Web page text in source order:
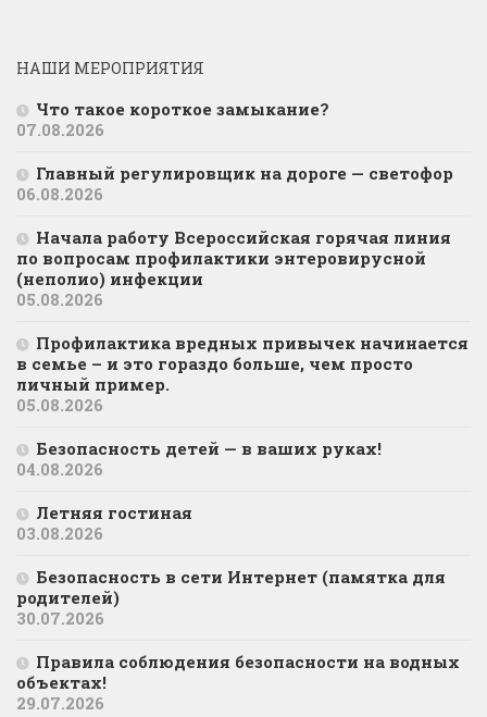
НАШИ МЕРОПРИЯТИЯ
Что такое короткое замыкание?
07.08.2026
Главный регулировщик на дороге — светофор
06.08.2026
Начала работу Всероссийская горячая линия
по вопросам профилактики энтеровирусной
(неполио) инфекции
05.08.2026
Профилактика вредных привычек начинается
в семье – и это гораздо больше, чем просто
личный пример.
05.08.2026
Безопасность детей — в ваших руках!
04.08.2026
Летняя гостиная
03.08.2026
Безопасность в сети Интернет (памятка для
родителей)
30.07.2026
Правила соблюдения безопасности на водных
объектах!
29.07.2026